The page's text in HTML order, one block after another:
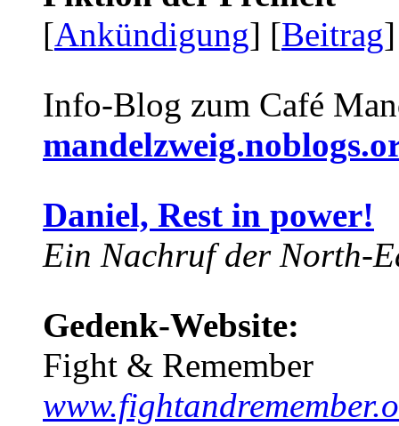
[Ankündigung] [Beitrag
Info-Blog zum Café
Daniel, Rest in power!
Ein Nachruf der North-
Gedenk-Website:
Fight & Remember